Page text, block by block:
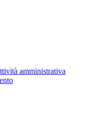
amministrativa